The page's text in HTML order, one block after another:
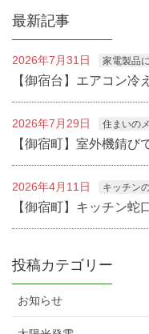
最新記事
2026年7月31日 家電製品
【御宿台】エアコン冷
2026年7月29日 住まいの
【御宿町】室外機錆び
2026年4月11日 キッチン
【御宿町】キッチン蛇
投稿カテゴリー
お知らせ